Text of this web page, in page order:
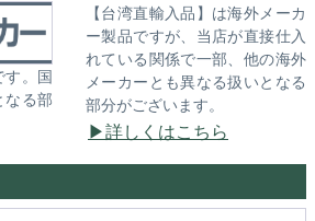
す。国
なる部
【台湾直輸入品】は海外メーカ
ー製品ですが、当店が直接仕入
れている関係で一部、他の海外
メーカーとも異なる扱いとなる
部分がございます。
詳しくはこちら